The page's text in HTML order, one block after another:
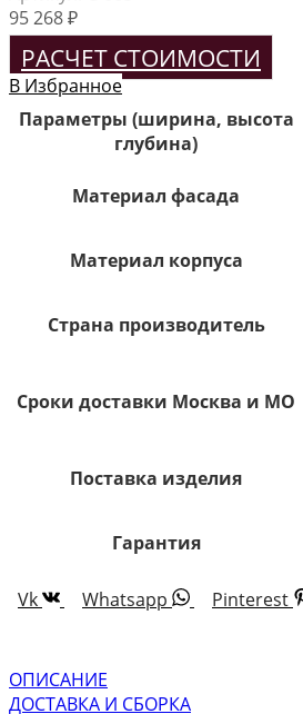
95 268₽
РАСЧЕТ СТОИМОСТИ
В Избранное
Параметры (ширина, высота
глубина)
Материал фасада
Материал корпуса
Страна производитель
Сроки доставки Москва и МО
Поставка изделия
Гарантия
Vk Whatsapp Pinterest
ОПИСАНИЕ
ДОСТАВКА И СБОРКА